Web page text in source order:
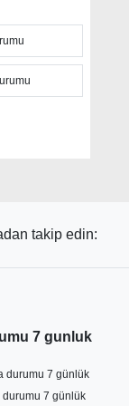
anlık
hava
ile
yaklaşan
takip edin:
7 gunluk
durumu 7 günlük
7 günlük